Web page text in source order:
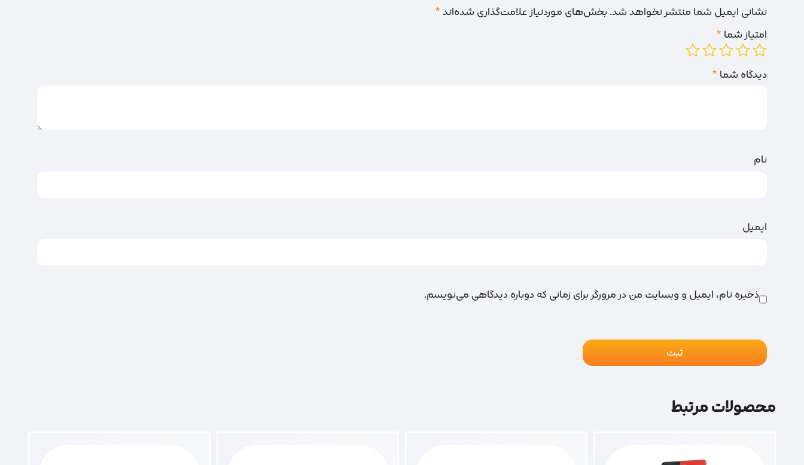
نشانی ایمیل شما منتشر نخواهد شد. بخش‌های موردنیاز علامت‌گذاری شده‌اند*
امتیاز شما *
دیدگاه شما *
نام
ایمیل
ذخیره نام، ایمیل و وبسایت من در مرورگر برای زمانی که دوباره دیدگاهی می‌نویسم.
محصولات مرتبط